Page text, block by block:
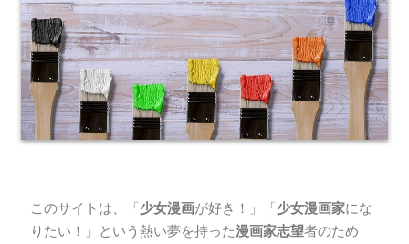
このサイトは、 「少女漫画が好き！」「少女漫画家にな
りたい！」 という熱い夢を持った漫画家志望者のため